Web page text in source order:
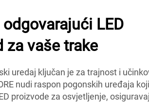
LED
za vaše trake
uredaj ključan je za trajnost i
nudi raspon pogonskih uređaja koji
proizvode za osvjetljenje,